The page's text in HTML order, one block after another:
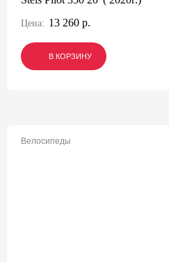
Цена: 13 260 р.
В КОРЗИНУ
В КОРЗИНУ
В КОРЗИНУ
Велосипеды